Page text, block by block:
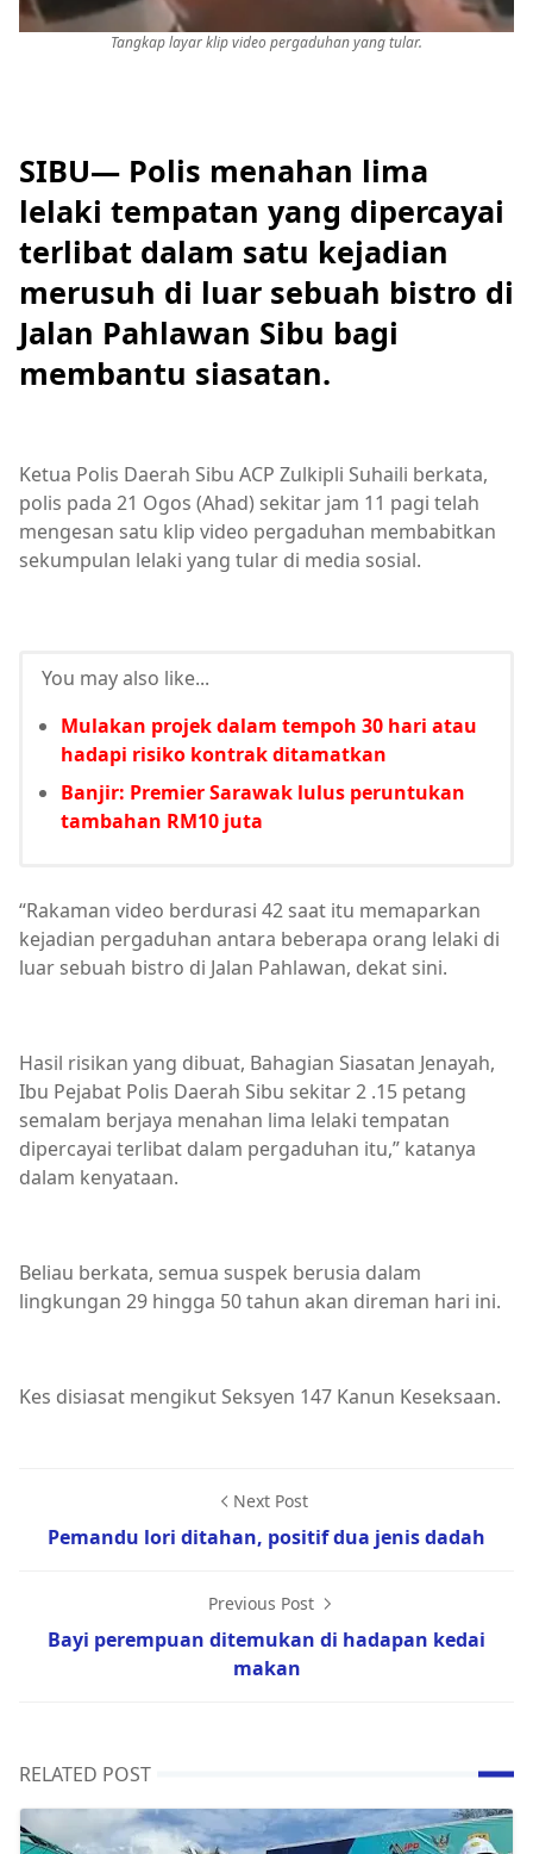
Tangkap layar klip video pergaduhan yang tular.
SIBU— Polis menahan lima
lelaki tempatan yang dipercayai
terlibat dalam satu kejadian
merusuh di luar sebuah bistro di
Jalan Pahlawan Sibu bagi
membantu siasatan.
Ketua Polis Daerah Sibu ACP Zulkipli Suhaili berkata,
polis pada 21 Ogos (Ahad) sekitar jam 11 pagi telah
mengesan satu klip video pergaduhan membabitkan
sekumpulan lelaki yang tular di media sosial.
You may also like...
Mulakan projek dalam tempoh 30 hari atau
hadapi risiko kontrak ditamatkan
Banjir: Premier Sarawak lulus peruntukan
tambahan RM10 juta
“Rakaman video berdurasi 42 saat itu memaparkan
kejadian pergaduhan antara beberapa orang lelaki di
luar sebuah bistro di Jalan Pahlawan, dekat sini.
Hasil risikan yang dibuat, Bahagian Siasatan Jenayah,
Ibu Pejabat Polis Daerah Sibu sekitar 2 .15 petang
semalam berjaya menahan lima lelaki tempatan
dipercayai terlibat dalam pergaduhan itu,” katanya
dalam kenyataan.
Beliau berkata, semua suspek berusia dalam
lingkungan 29 hingga 50 tahun akan direman hari ini.
Kes disiasat mengikut Seksyen 147 Kanun Keseksaan.
Next Post
Pemandu lori ditahan, positif dua jenis dadah
Previous Post
Bayi perempuan ditemukan di hadapan kedai
makan
RELATED POST